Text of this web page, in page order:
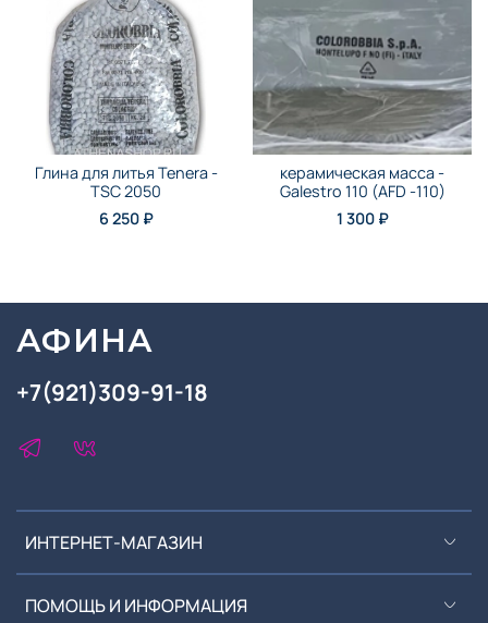
Глина для литья Tenera -
TSC 2050
6 250 ₽
керамическая масса -
Galestro 110 (AFD -110)
1 300 ₽
ИНТЕРНЕТ-МАГАЗИН
ПОМОЩЬ И ИНФОРМАЦИЯ
+7(921)309-91-18
АФИНА